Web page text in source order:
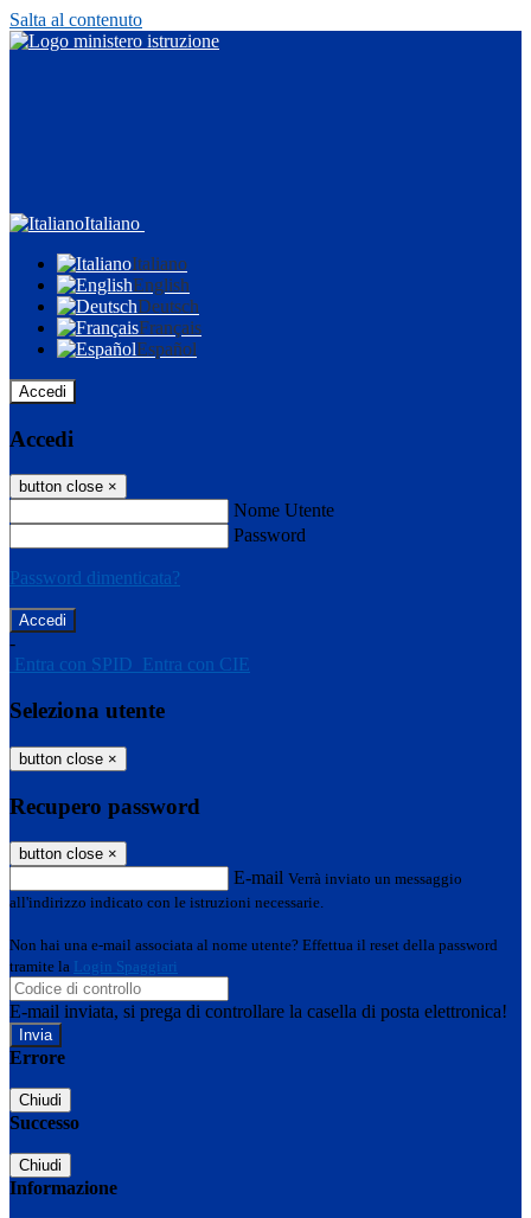
Salta al contenuto
Italiano
Italiano
English
Deutsch
Français
Español
Accedi
Accedi
button close ×
Nome Utente
Password
Password dimenticata?
-
Entra con SPID Entra con CIE
Seleziona utente
button close ×
Recupero password
button close ×
E-mail Verrà inviato un messaggio
all'indirizzo indicato con le istruzioni necessarie.
Non hai una e-mail associata al nome utente? Effettua il reset della password
tramite la Login Spaggiari
E-mail inviata, si prega di controllare la casella di posta elettronica!
Errore
Chiudi
Successo
Chiudi
Informazione